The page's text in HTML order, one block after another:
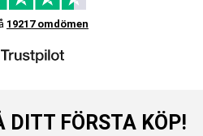
19217 omdömen
DITT FÖRSTA KÖP!